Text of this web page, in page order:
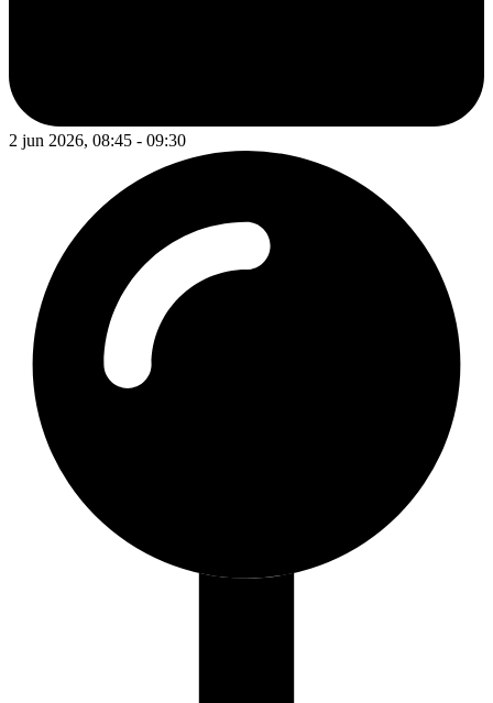
2 jun 2026, 08:45 - 09:30